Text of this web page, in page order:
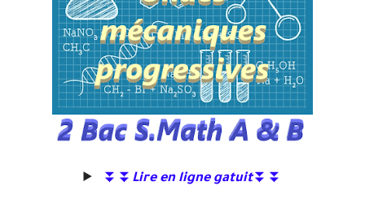
⏬⏬ Lire en ligne gatuit⏬⏬